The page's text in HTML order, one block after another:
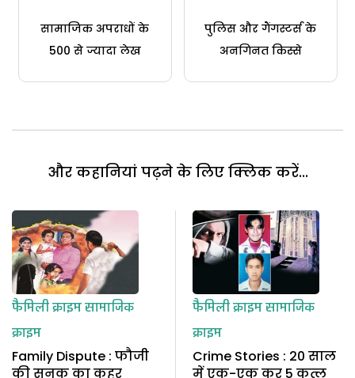
सामाजिक अपराधों के
500 से ज्यादा लेख
पुलिस और गैंगस्टर्स के
अनगिनत किस्से
और कहानियां पढ़ने के लिए क्लिक करें...
फैमिली क्राइमसामाजिक
क्राइम
Family Dispute : फौजी
की सनक का कहर
फैमिली क्राइमसामाजिक
क्राइम
Crime Stories : 20 साल
में एक-एक कर 5 कत्ल